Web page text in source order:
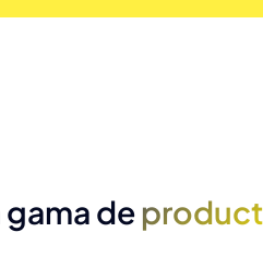
de